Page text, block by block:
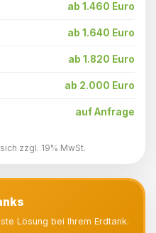
ab 1.460 Euro
ab 1.640 Euro
ab 1.820 Euro
ab 2.000 Euro
auf Anfrage
zzgl. 19% MwSt.
Lösung bei Ihrem Erdtank.